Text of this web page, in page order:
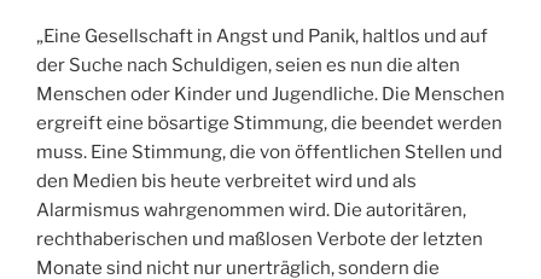
„Eine Gesellschaft in Angst und Panik, haltlos und auf
der Suche nach Schuldigen, seien es nun die alten
Menschen oder Kinder und Jugendliche. Die Menschen
ergreift eine bösartige Stimmung, die beendet werden
muss. Eine Stimmung, die von öffentlichen Stellen und
den Medien bis heute verbreitet wird und als
Alarmismus wahrgenommen wird. Die autoritären,
rechthaberischen und maßlosen Verbote der letzten
Monate sind nicht nur unerträglich, sondern die